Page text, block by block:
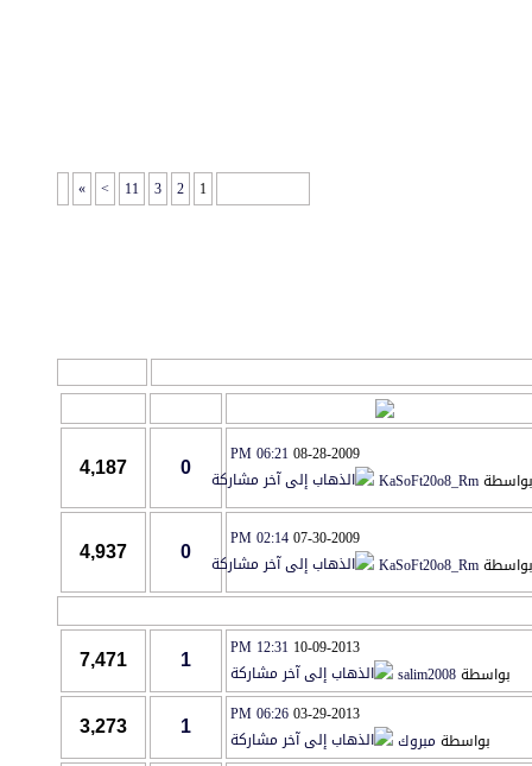
1
2
3
11
>
»
08-28-2009
06:21 PM
بواسطةKaSoFt20o8_Rm
0
4,187
07-30-2009
02:14 PM
بواسطةKaSoFt20o8_Rm
0
4,937
10-09-2013
12:31 PM
بواسطةsalim2008
1
7,471
03-29-2013
06:26 PM
بواسطة مبروك
1
3,273